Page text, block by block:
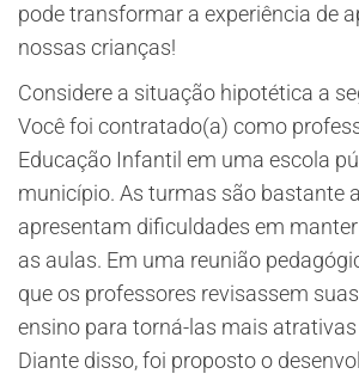
pode transformar a experiência de
nossas crianças!
Considere a situação hipotética a
Você foi contratado(a) como
Educação Infantil em uma escola
município. As turmas são bastante
apresentam dificuldades em
as aulas. Em uma reunião
que os professores revisassem
ensino para torná-las mais atrativas
Diante disso, foi proposto o